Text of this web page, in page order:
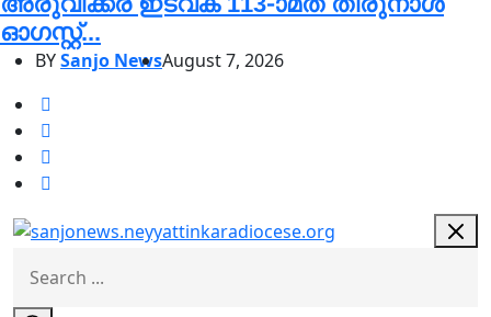
ഓഗസ്റ്റ്...
BYSanjo NewsAugust 7, 2026